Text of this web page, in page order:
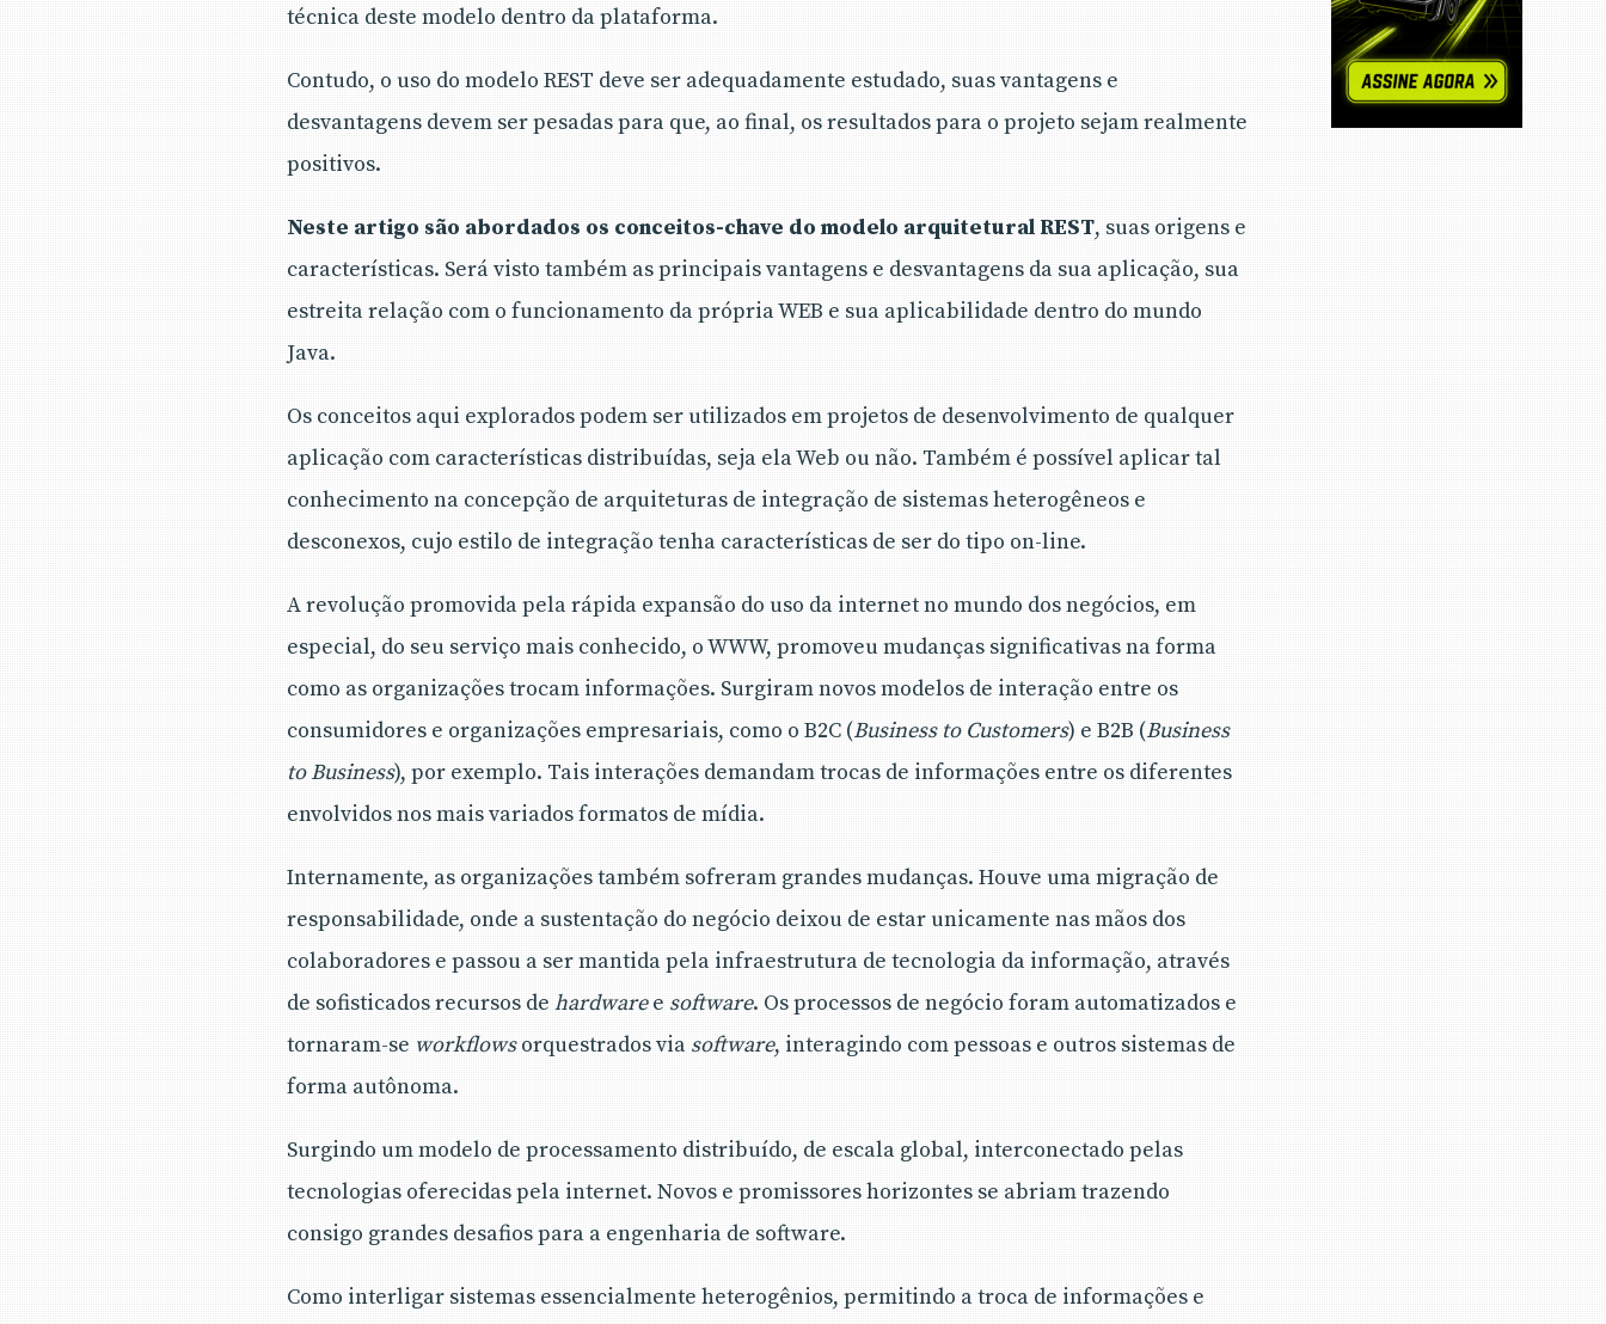
técnica deste modelo dentro da plataforma.
Contudo, o uso do modelo REST deve ser adequadamente estudado, suas vantagens e
desvantagens devem ser pesadas para que, ao final, os resultados para o projeto sejam realmente
positivos.
Neste artigo são abordados os conceitos-chave do modelo arquitetural REST, suas origens e
características. Será visto também as principais vantagens e desvantagens da sua aplicação, sua
estreita relação com o funcionamento da própria WEB e sua aplicabilidade dentro do mundo
Java.
Os conceitos aqui explorados podem ser utilizados em projetos de desenvolvimento de qualquer
aplicação com características distribuídas, seja ela Web ou não. Também é possível aplicar tal
conhecimento na concepção de arquiteturas de integração de sistemas heterogêneos e
desconexos, cujo estilo de integração tenha características de ser do tipo on-line.
A revolução promovida pela rápida expansão do uso da internet no mundo dos negócios, em
especial, do seu serviço mais conhecido, o WWW, promoveu mudanças significativas na forma
como as organizações trocam informações. Surgiram novos modelos de interação entre os
consumidores e organizações empresariais, como o B2C (Business to Customers) e B2B (Business
to Business), por exemplo. Tais interações demandam trocas de informações entre os diferentes
envolvidos nos mais variados formatos de mídia.
Internamente, as organizações também sofreram grandes mudanças. Houve uma migração de
responsabilidade, onde a sustentação do negócio deixou de estar unicamente nas mãos dos
colaboradores e passou a ser mantida pela infraestrutura de tecnologia da informação, através
de sofisticados recursos de hardwaree software. Os processos de negócio foram automatizados e
tornaram-se workflowsorquestrados via software, interagindo com pessoas e outros sistemas de
forma autônoma.
Surgindo um modelo de processamento distribuído, de escala global, interconectado pelas
tecnologias oferecidas pela internet. Novos e promissores horizontes se abriam trazendo
consigo grandes desafios para a engenharia de software.
Como interligar sistemas essencialmente heterogênios, permitindo a troca de informações e